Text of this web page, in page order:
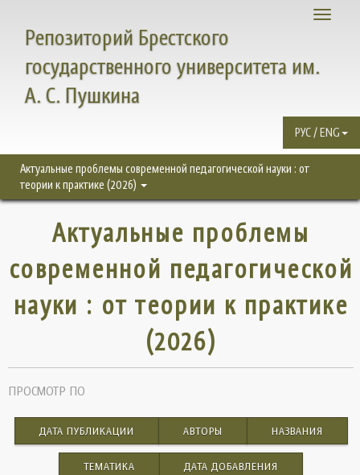
Toggle
Репозиторий Брестского
государственного университета им.
А. С. Пушкина
РУС / ENG
Актуальные проблемы современной педагогической науки : от
теории к практике (2026)
Актуальные проблемы
современной педагогической
науки : от теории к практике
(2026)
ПРОСМОТР ПО
ДАТА ПУБЛИКАЦИИ АВТОРЫ НАЗВАНИЯ
ТЕМАТИКА ДАТА ДОБАВЛЕНИЯ